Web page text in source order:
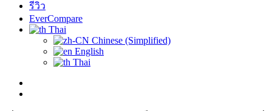
รีวิว
EverCompare
Thai
Chinese (Simplified)
English
Thai